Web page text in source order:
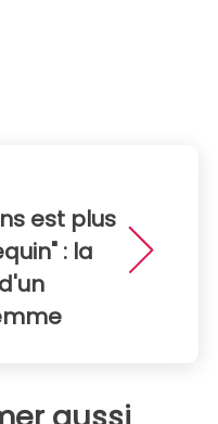
est plus
: la